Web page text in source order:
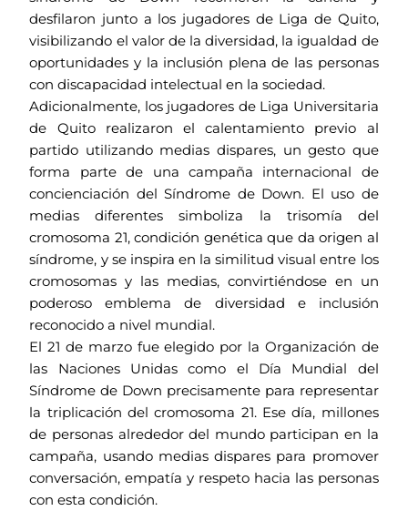
desfilaron junto a los jugadores de Liga de Quito,
visibilizando el valor de la diversidad, la igualdad de
oportunidades y la inclusión plena de las personas
con discapacidad intelectual en la sociedad.
Adicionalmente, los jugadores de Liga Universitaria
de Quito realizaron el calentamiento previo al
partido utilizando medias dispares, un gesto que
forma parte de una campaña internacional de
concienciación del Síndrome de Down. El uso de
medias diferentes simboliza la trisomía del
cromosoma 21, condición genética que da origen al
síndrome, y se inspira en la similitud visual entre los
cromosomas y las medias, convirtiéndose en un
poderoso emblema de diversidad e inclusión
reconocido a nivel mundial.
El 21 de marzo fue elegido por la Organización de
las Naciones Unidas como el Día Mundial del
Síndrome de Down precisamente para representar
la triplicación del cromosoma 21. Ese día, millones
de personas alrededor del mundo participan en la
campaña, usando medias dispares para promover
conversación, empatía y respeto hacia las personas
con esta condición.